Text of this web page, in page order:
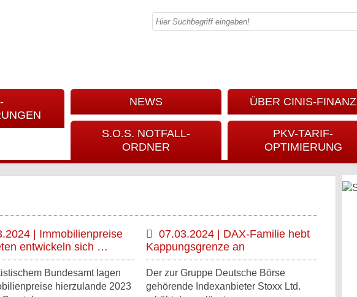
NEWS ÜBER CINIS-FINANZ
S.O.S. NOTFALL-
ORDNER
PKV-TARIF-
OPTIMIERUNG
| Immobilienpreise
entwickeln sich …
Bundesamt lagen
hierzulande 2023
07.03.2024 | DAX-Familie hebt
Kappungsgrenze an
Der zur Gruppe Deutsche Börse
gehörende Indexanbieter Stoxx Ltd.